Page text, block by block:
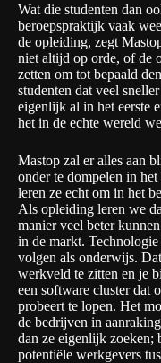
Wat die studenten dan
beroepspraktijk vaak
de opleiding, zegt
niet altijd op orde, of de
zetten om tot bepaald
studenten dat veel
eigenlijk al in het eerste
het in de echte wereld
Mastop zal er alles aan
onder te dompelen in
leren ze echt om in het
Als opleiding leren we
manier veel beter
in de markt.
volgen als onderwijs.
werkveld te zitten en je
een software cluster dat
probeert te lopen. Het
de bedrijven in
dan ze eigenlijk zoeken;
potentiële werkgevers